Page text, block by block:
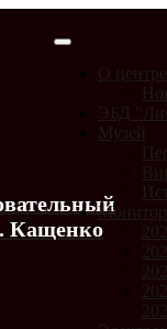
Кащенко
О центре
ЭБД
Музей
2022
2021